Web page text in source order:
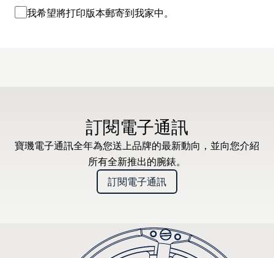
我希望將打印版本郵寄到我家中。
訂閱電子通訊
寶璣電子通訊全年為您送上品牌的最新動向，並向您介紹
所有全新推出的腕錶。
訂閱電子通訊